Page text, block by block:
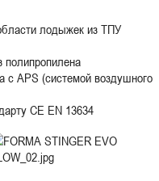
лодыжек из ТПУ
полипропилена
с APS (системой воздушного
CE EN 13634